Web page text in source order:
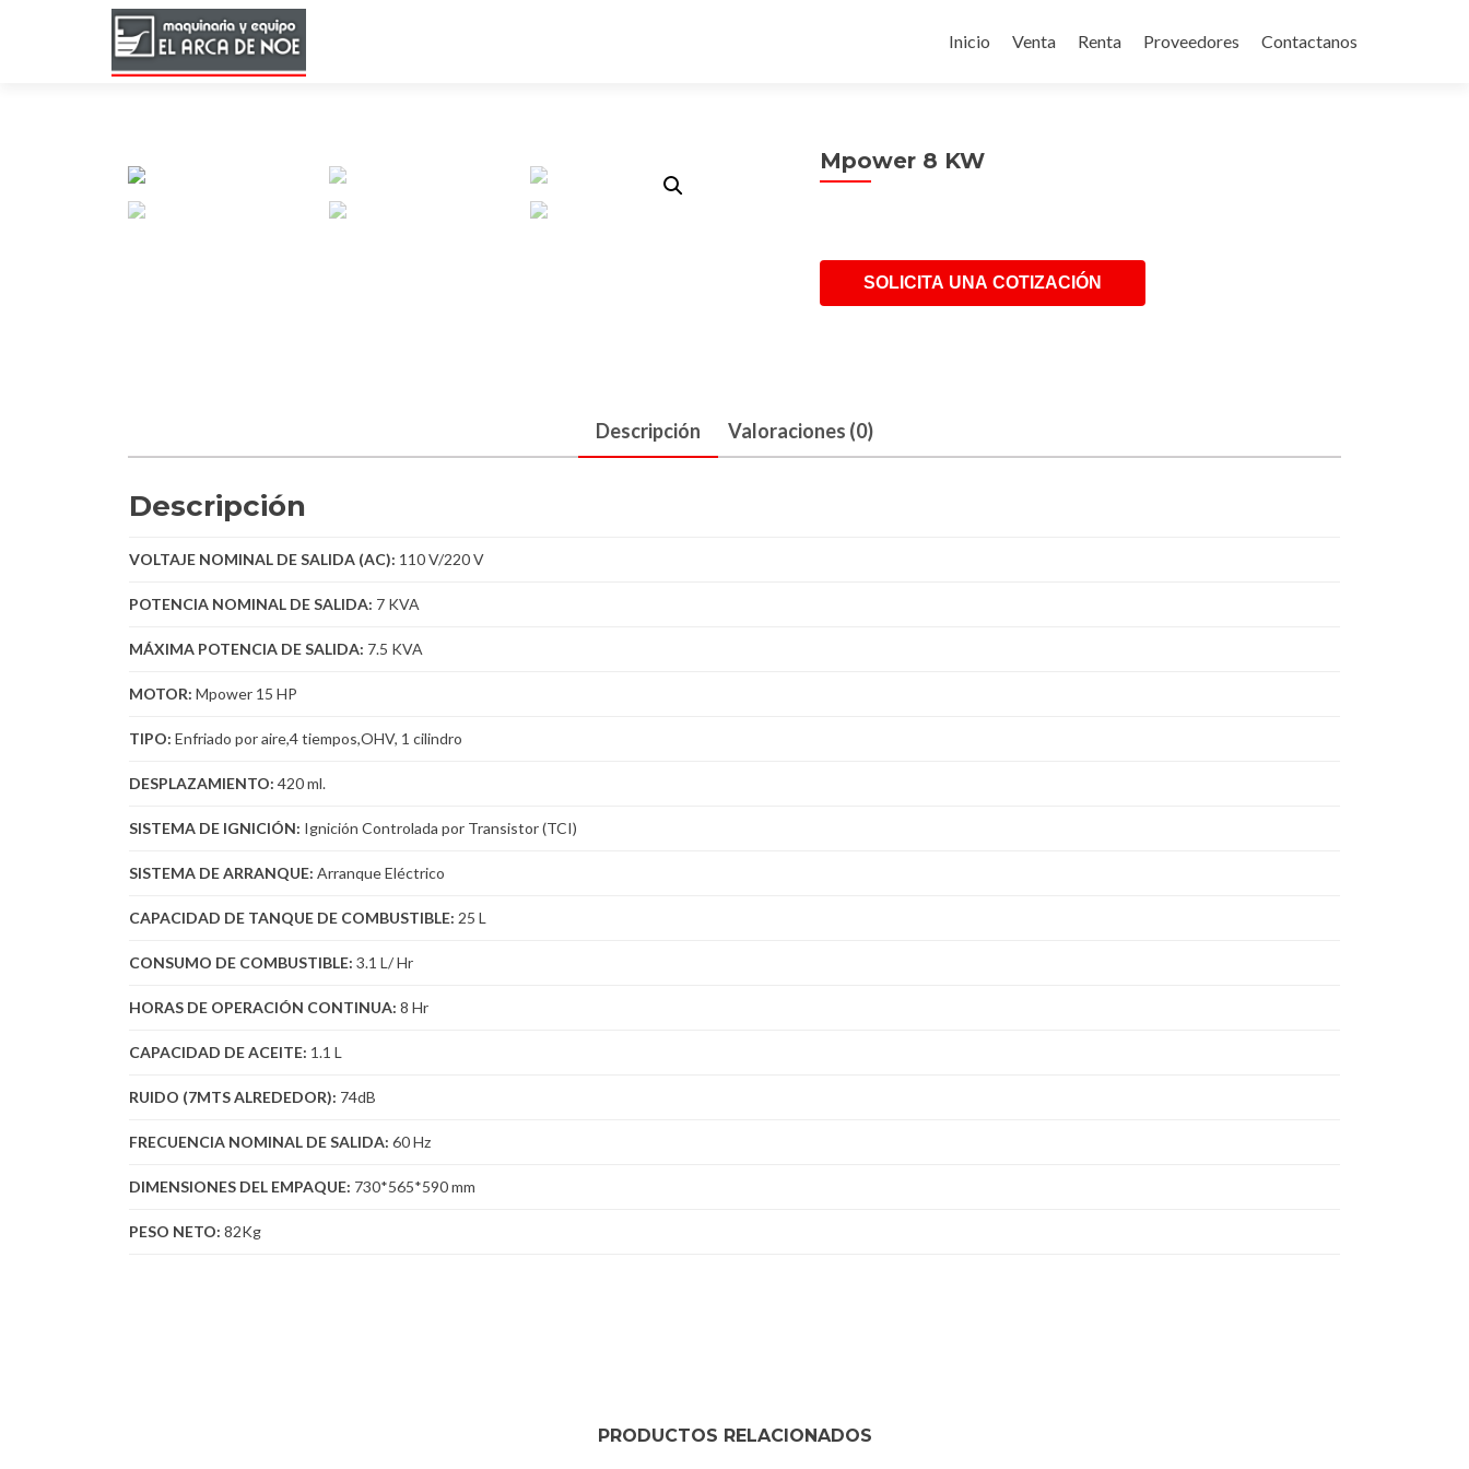
to
Inicio Venta Renta Proveedores Contactanos
Mpower 8 KW
SOLICITA UNA COTIZACIÓN
Descripción Valoraciones (0)
Descripción
VOLTAJE NOMINAL DE SALIDA (AC): 110 V/220 V
POTENCIA NOMINAL DE SALIDA: 7 KVA
MÁXIMA POTENCIA DE SALIDA: 7.5 KVA
MOTOR: Mpower 15 HP
TIPO: Enfriado por aire,4 tiempos,OHV, 1 cilindro
DESPLAZAMIENTO: 420 ml.
SISTEMA DE IGNICIÓN: Ignición Controlada por Transistor (TCI)
SISTEMA DE ARRANQUE: Arranque Eléctrico
CAPACIDAD DE TANQUE DE COMBUSTIBLE: 25 L
CONSUMO DE COMBUSTIBLE: 3.1 L/ Hr
HORAS DE OPERACIÓN CONTINUA: 8 Hr
CAPACIDAD DE ACEITE: 1.1 L
RUIDO (7MTS ALREDEDOR): 74dB
FRECUENCIA NOMINAL DE SALIDA: 60 Hz
DIMENSIONES DEL EMPAQUE: 730*565*590 mm
PESO NETO: 82Kg
PRODUCTOS RELACIONADOS